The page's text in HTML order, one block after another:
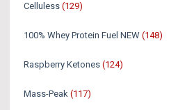
Celluless (129)
100% Whey Protein Fuel NEW (148)
Raspberry Ketones (124)
Mass-Peak (117)